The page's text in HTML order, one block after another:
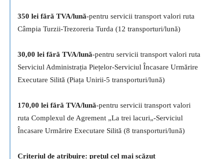
350 lei fără TVA/lună-pentru servicii transport valori ruta
Câmpia Turzii-Trezoreria Turda (12 transporturi/lună)
30,00 lei fără TVA/lună-pentru servicii transport valori ruta
Serviciul Administrația Piețelor-Serviciul Încasare Urmărire
Executare Silită (Piața Unirii-5 transporturi/lună)
170,00 lei fără TVA/lună-pentru servicii transport valori
ruta Complexul de Agrement „La trei lacuri„-Serviciul
Încasare Urmărire Executare Silită (8 transporturi/lună)
Criteriul de atribuire: preţul cel mai scăzut